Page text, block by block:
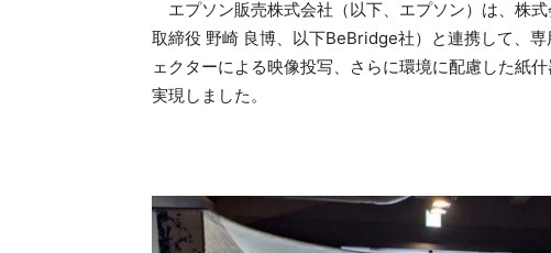
エプソン販売株式会社（以下、エプソン）は、株
取締役 野崎 良博、以下BeBridge社）と連携して、
ェクターによる映像投写、さらに環境に配慮した紙
実現しました。